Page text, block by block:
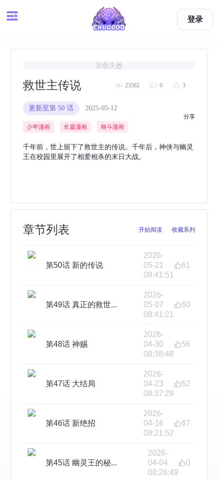
登录
加载失败
救世主传说 23562 0 3
更新至第 50 话 2025-05-12
少年漫画 长篇漫画 格斗漫画
千年前，世上留下了救世主的传说。千年后，神侠与幽灵
王在校园里展开了相爱相杀的末日大战。
举报
分享
章节列表 开始阅读 收藏系列
第50话 新的传说
2026-
05-21
08:41:51
61
第49话 真正的救世...
2026-
05-07
08:41:21
60
第48话 神赐
2026-
04-30
08:38:48
56
第47话 大结局
2026-
04-23
08:37:29
62
第46话 新绝招
2026-
04-16
08:21:52
67
第45话 幽灵王的秘...
2026-
04-04
08:26:49
0